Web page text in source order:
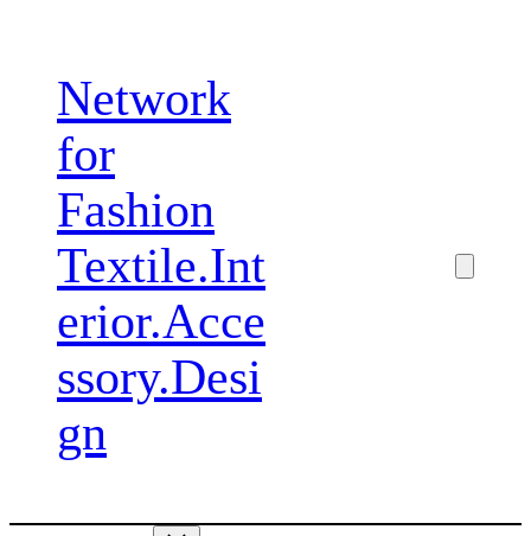
springenNetwork
for
Fashion
Textile.Int
erior.Acce
ssory.Desi
gn